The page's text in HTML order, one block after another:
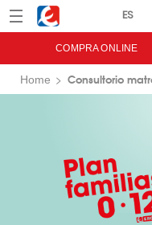
Menú Eroski
COMPRA ONLINE
Home Consultorio